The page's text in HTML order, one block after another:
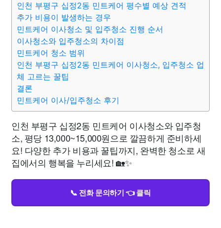
인천 부평구 십정2동 민트케어 평수별 예상 견적
추가 비용이 발생하는 경우
민트케어 이사청소 및 입주청소 진행 순서
이사청소와 입주청소의 차이점
민트케어 청소 범위
인천 부평구 십정2동 민트케어 이사청소, 입주청소 업
체 고르는 꿀팁
결론
민트케어 이사/입주청소 후기
인천 부평구 십정2동 민트케어 이사청소와 입주청
소, 평당 13,000~15,000원으로 깔끔하게 준비하세
요! 다양한 추가 비용과 꿀팁까지, 완벽한 청소로 새
집에서의 행복을 누리세요! 🏡✨
📞 전화 문의하기 👈 클릭